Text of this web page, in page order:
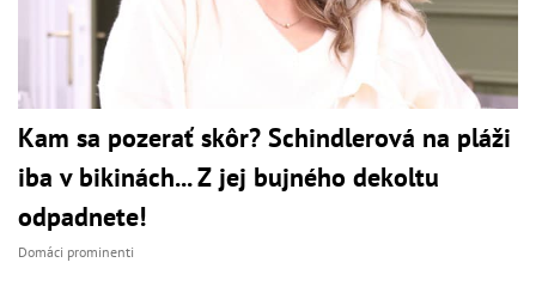
Kam sa pozerať skôr? Schindlerová na pláži
iba v bikinách... Z jej bujného dekoltu
odpadnete!
Domáci prominenti